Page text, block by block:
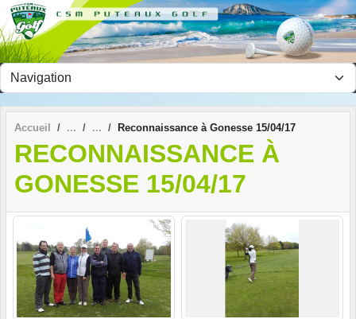
Accueil Reconnaissance à Gonesse 15/04/17
RECONNAISSANCE À
GONESSE 15/04/17
Panneau de gestion des cookies